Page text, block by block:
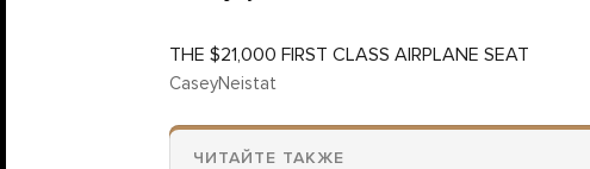
THE $21,000 FIRST CLASS AIRPLANE SEAT
CaseyNeistat
ЧИТАЙТЕ ТАКЖЕ